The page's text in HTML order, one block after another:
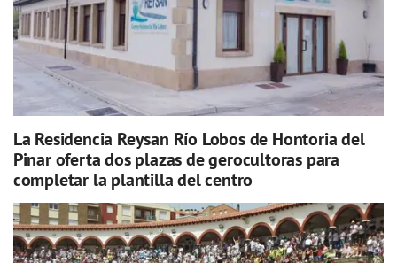
La Residencia Reysan Río Lobos de Hontoria del
Pinar oferta dos plazas de gerocultoras para
completar la plantilla del centro